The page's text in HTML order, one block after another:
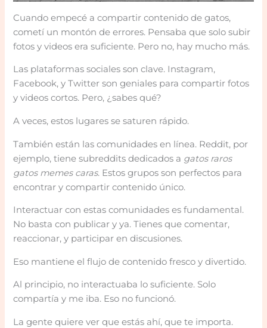
Cuando empecé a compartir contenido de gatos,
cometí un montón de errores. Pensaba que solo subir
fotos y videos era suficiente. Pero no, hay mucho más.
Las plataformas sociales son clave. Instagram,
Facebook, y Twitter son geniales para compartir fotos
y videos cortos. Pero, ¿sabes qué?
A veces, estos lugares se saturen rápido.
También están las comunidades en línea. Reddit, por
ejemplo, tiene subreddits dedicados a gatos raros
gatos memes caras. Estos grupos son perfectos para
encontrar y compartir contenido único.
Interactuar con estas comunidades es fundamental.
No basta con publicar y ya. Tienes que comentar,
reaccionar, y participar en discusiones.
Eso mantiene el flujo de contenido fresco y divertido.
Al principio, no interactuaba lo suficiente. Solo
compartía y me iba. Eso no funcionó.
La gente quiere ver que estás ahí, que te importa.